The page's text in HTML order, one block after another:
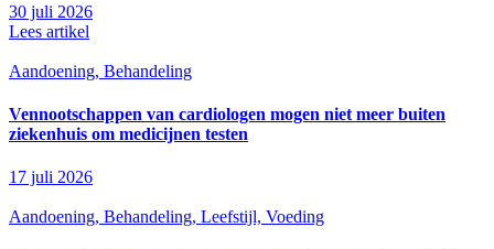
30 juli 2026
Lees artikel
Aandoening, Behandeling
Vennootschappen van cardiologen mogen niet meer buiten
ziekenhuis om medicijnen testen
17 juli 2026
Aandoening, Behandeling, Leefstijl, Voeding